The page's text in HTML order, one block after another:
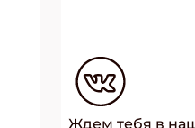
Ждем тебя в